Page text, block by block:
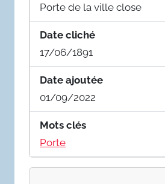
Porte de la ville close
Date cliché
17/06/1891
Date ajoutée
01/09/2022
Mots clés
Porte